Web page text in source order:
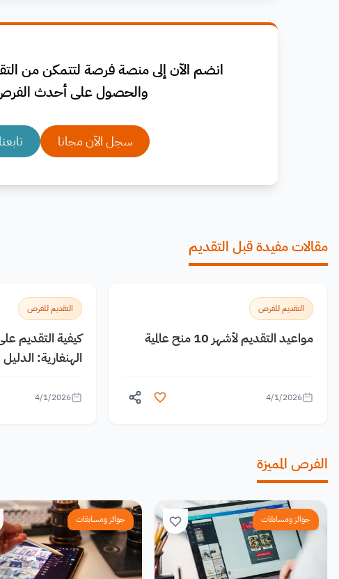
انضم الآن إلى منصة فرصة لتتمكن من
والحصول على أحدث
سجل الآن مجانا
مقالات مفيدة قبل التقديم
التقديم للفرص
مواعيد التقديم لأشهر 10 منح عالمية
4/1/2026
التقديم للفرص
كيفية التقديم
الهنغارية:
4/1/2026
الفرص المميزة
جوائز ومسابقات جوائز ومسابقات